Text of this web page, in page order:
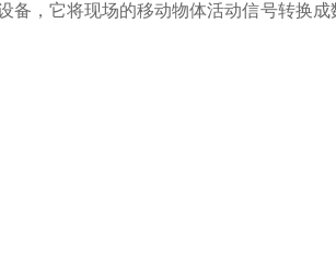
备，它将现场的移动物体活动信号转换成